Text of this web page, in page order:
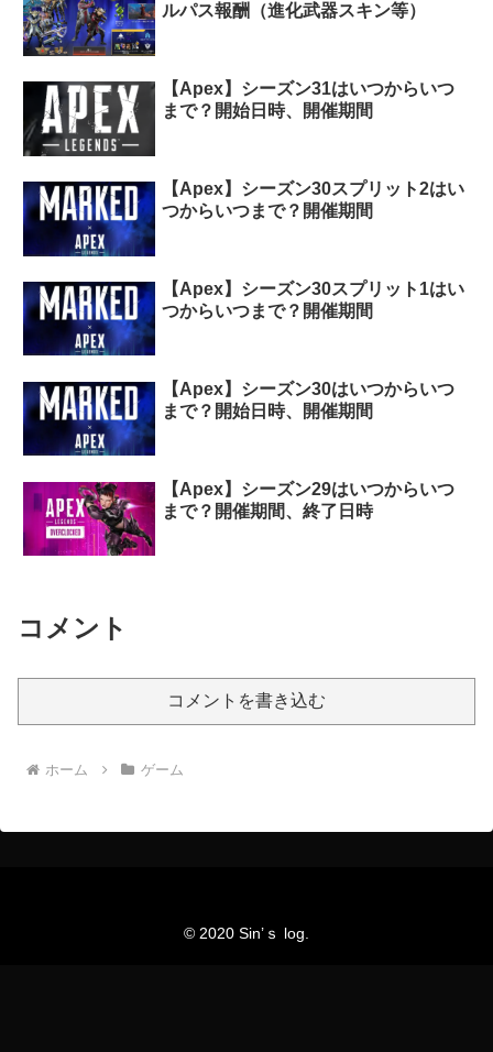
ルパス報酬（進化武器スキン等）
【Apex】シーズン31はいつからいつ
まで？開始日時、開催期間
【Apex】シーズン30スプリット2はい
つからいつまで？開催期間
【Apex】シーズン30スプリット1はい
つからいつまで？開催期間
【Apex】シーズン30はいつからいつ
まで？開始日時、開催期間
【Apex】シーズン29はいつからいつ
まで？開催期間、終了日時
コメント
コメントを書き込む
ホーム ゲーム
© 2020 Sin’ｓ log.